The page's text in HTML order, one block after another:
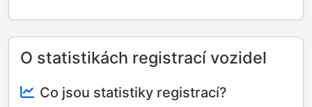
O statistikách registrací vozidel
Co jsou statistiky registrací?